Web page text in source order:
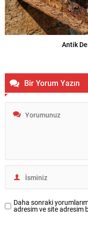
Antik
Bir Yorum Yazın
Daha sonraki
adresim ve site adresim